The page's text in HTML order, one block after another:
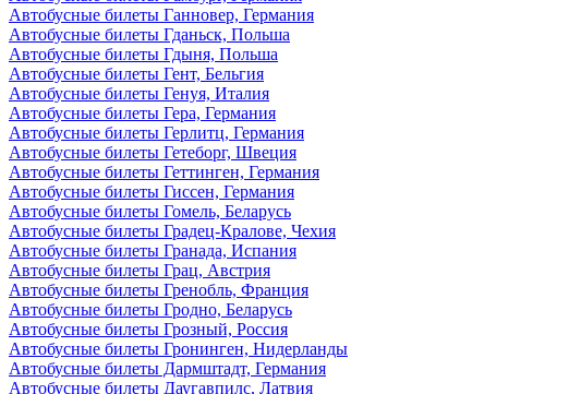
Автобусные билеты Ганновер, Германия
Автобусные билеты Гданьск, Польша
Автобусные билеты Гдыня, Польша
Автобусные билеты Гент, Бельгия
Автобусные билеты Генуя, Италия
Автобусные билеты Гера, Германия
Автобусные билеты Герлитц, Германия
Автобусные билеты Гетеборг, Швеция
Автобусные билеты Геттинген, Германия
Автобусные билеты Гиссен, Германия
Автобусные билеты Гомель, Беларусь
Автобусные билеты Градец-Кралове, Чехия
Автобусные билеты Гранада, Испания
Автобусные билеты Грац, Австрия
Автобусные билеты Гренобль, Франция
Автобусные билеты Гродно, Беларусь
Автобусные билеты Грозный, Россия
Автобусные билеты Гронинген, Нидерланды
Автобусные билеты Дармштадт, Германия
Автобусные билеты Даугавпилс, Латвия